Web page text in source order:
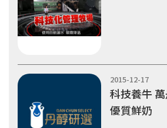
2015-12-17
科技養牛
優質鮮奶